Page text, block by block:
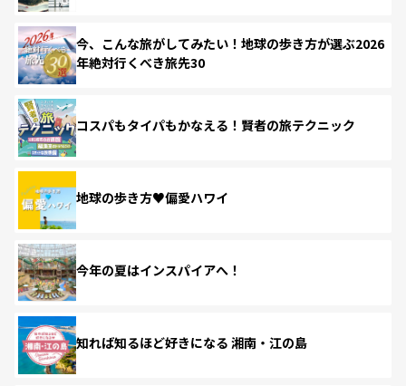
今、こんな旅がしてみたい！地球の歩き方が選ぶ2026
年絶対行くべき旅先30
コスパもタイパもかなえる！賢者の旅テクニック
地球の歩き方♥偏愛ハワイ
今年の夏はインスパイアへ！
知れば知るほど好きになる 湘南・江の島